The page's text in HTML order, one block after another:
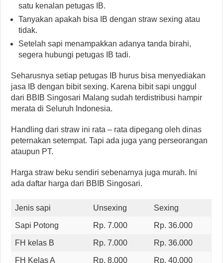
satu kenalan petugas IB.
Tanyakan apakah bisa IB dengan straw sexing atau
tidak.
Setelah sapi menampakkan adanya tanda birahi,
segera hubungi petugas IB tadi.
Seharusnya setiap petugas IB hurus bisa menyediakan
jasa IB dengan bibit sexing. Karena bibit sapi unggul
dari BBIB Singosari Malang sudah terdistribusi hampir
merata di Seluruh Indonesia.
Handling dari straw ini rata – rata dipegang oleh dinas
peternakan setempat. Tapi ada juga yang perseorangan
ataupun PT.
Harga straw beku sendiri sebenarnya juga murah. Ini
ada daftar harga dari BBIB Singosari.
Jenis sapi Unsexing Sexing
Sapi Potong Rp. 7.000 Rp. 36.000
FH kelas B Rp. 7.000 Rp. 36.000
FH Kelas A Rp. 8.000 Rp. 40.000